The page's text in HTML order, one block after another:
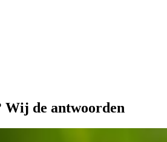
Wij de antwoorden